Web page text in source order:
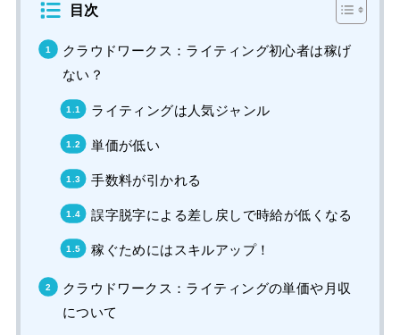
目次
クラウドワークス：ライティング初心者は稼げ
ない？
ライティングは人気ジャンル
単価が低い
手数料が引かれる
誤字脱字による差し戻しで時給が低くなる
稼ぐためにはスキルアップ！
クラウドワークス：ライティングの単価や月収
について